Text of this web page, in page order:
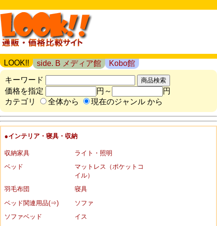
LOOK!! side. B メディア館
Kobo館
キーワード
価格を指定
円～
円
カテゴリ
全体から 現在のジャンル から
●インテリア・寝具・収納
収納家具
ライト・照明
ベッド
マットレス（ポケットコ
イル）
羽毛布団
寝具
ベッド関連用品(⇒)
ソファ
ソファベッド
イス